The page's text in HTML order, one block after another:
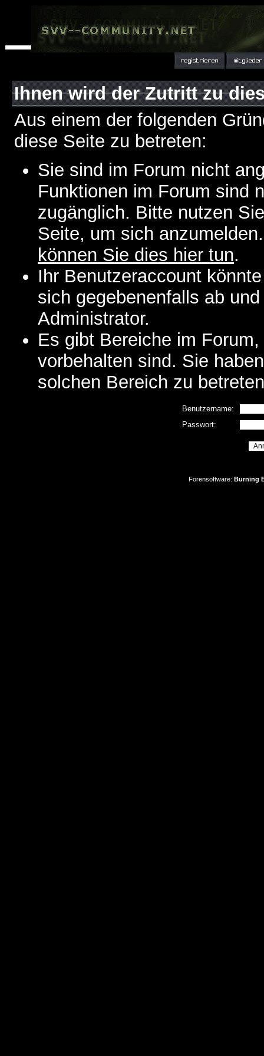
Ihnen wird der Zutritt zu
Aus einem der folgenden
diese Seite zu betreten:
Sie sind im Forum nicht
Funktionen im Forum sind
zugänglich. Bitte nutzen
Seite, um sich
können Sie dies hier tun.
Ihr Benutzeraccount
sich gegebenenfalls ab
Administrator.
Es gibt Bereiche im
vorbehalten sind. Sie
solchen Bereich zu
Benutzername:
Passwort:
Forensoftware: Burning